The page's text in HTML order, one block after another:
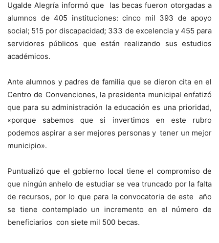
Ugalde Alegría informó que las becas fueron otorgadas a
alumnos de 405 instituciones: cinco mil 393 de apoyo
social; 515 por discapacidad; 333 de excelencia y 455 para
servidores públicos que están realizando sus estudios
académicos.
Ante alumnos y padres de familia que se dieron cita en el
Centro de Convenciones, la presidenta municipal enfatizó
que para su administración la educación es una prioridad,
«porque sabemos que si invertimos en este rubro
podemos aspirar a ser mejores personas y tener un mejor
municipio».
Puntualizó que el gobierno local tiene el compromiso de
que ningún anhelo de estudiar se vea truncado por la falta
de recursos, por lo que para la convocatoria de este año
se tiene contemplado un incremento en el número de
beneficiarios con siete mil 500 becas.